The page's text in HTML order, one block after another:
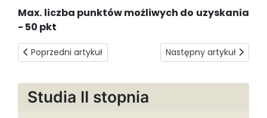
Studia II stopnia
Max. liczba punktów możliwych do uzyskania
- 50 pkt
Poprzedni artykuł: Jakie studia są dla mnie najlepsze?
Poprzedni artykuł Następny artykuł:
Następny artykuł